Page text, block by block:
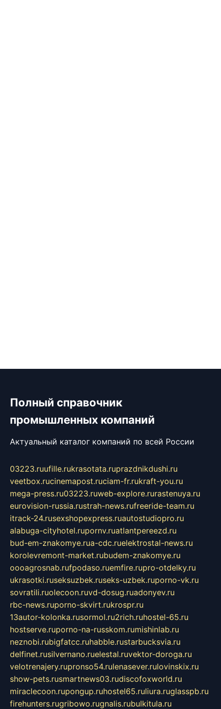
Полный справочник
промышленных компаний
Актуальный каталог компаний по всей России
03223.ruufille.rukrasotata.ruprazdnikdushi.ru
veetbox.rucinemapost.ruciam-fr.rukraft-you.ru
mega-press.ru03223.ruweb-explore.rurastenuya.ru
eurovision-russia.rustrah-news.rufreeride-team.ru
itrack-24.rusexshopexpress.ruautostudiopro.ru
alabuga-cityhotel.rupornv.ruatlantpereezd.ru
bud-em-znakomye.rua-cdc.ruelektrostal-news.ru
korolevremont-market.rubudem-znakomye.ru
oooagrosnab.rufpodaso.ruemfire.rupro-otdelky.ru
ukrasotki.ruseksuzbek.ruseks-uzbek.ruporno-vk.ru
sovratili.ruolecoon.ruvd-dosug.ruadonyev.ru
rbc-news.ruporno-skvirt.rukrospr.ru
13autor-kolonka.rusormol.ru2rich.ruhostel-65.ru
hostserve.ruporno-na-russkom.rumishinlab.ru
neznobi.rubigfatcc.ruhabble.rustarbucksvia.ru
delfinet.rusilvernano.ruelestal.ruvektor-doroga.ru
velotrenajery.rupronso54.rulenasever.rulovinskix.ru
show-pets.rusmartnews03.rudiscofoxworld.ru
miraclecoon.rupongup.ruhostel65.ruliura.ruglasspb.ru
firehunters.rugribowo.rugnalis.rubulkitula.ru